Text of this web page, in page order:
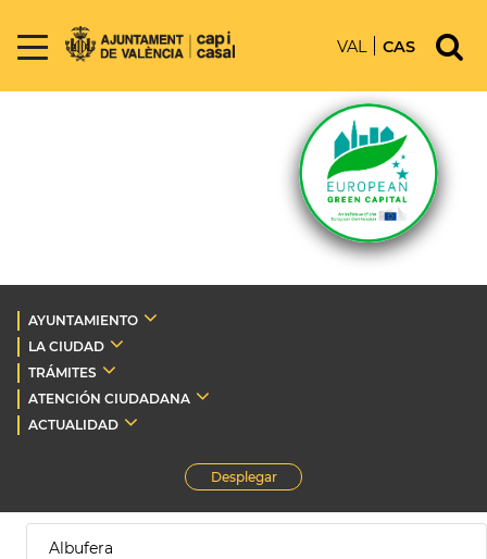
VAL CAS
AYUNTAMIENTO
LA CIUDAD
TRÁMITES
ATENCIÓN CIUDADANA
ACTUALIDAD
Desplegar
Albufera